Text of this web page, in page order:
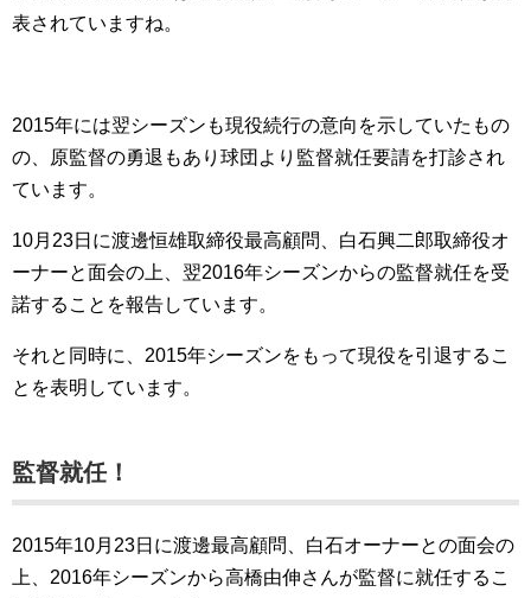
表されていますね。
2015年には翌シーズンも現役続行の意向を示していたもの
の、原監督の勇退もあり球団より監督就任要請を打診され
ています。
10月23日に渡邊恒雄取締役最高顧問、白石興二郎取締役オ
ーナーと面会の上、翌2016年シーズンからの監督就任を受
諾することを報告しています。
それと同時に、2015年シーズンをもって現役を引退するこ
とを表明しています。
監督就任！
2015年10月23日に渡邊最高顧問、白石オーナーとの面会の
上、2016年シーズンから高橋由伸さんが監督に就任するこ